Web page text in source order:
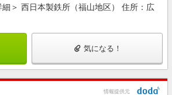
細＞ 西日本製鉄所（福山地区） 住所：広
気になる！
情報提供元